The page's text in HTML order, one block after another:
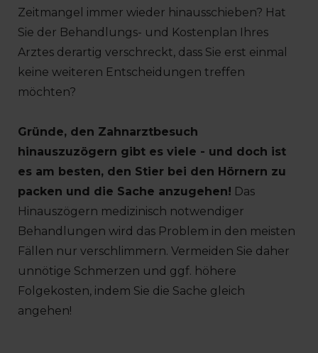
Zeitmangel immer wieder hinausschieben? Hat
Sie der Behandlungs- und Kostenplan Ihres
Arztes derartig verschreckt, dass Sie erst einmal
keine weiteren Entscheidungen treffen
möchten?
Gründe, den Zahnarztbesuch
hinauszuzögern gibt es viele - und doch ist
es am besten, den Stier bei den Hörnern zu
packen und die Sache anzugehen! Das
Hinauszögern medizinisch notwendiger
Behandlungen wird das Problem in den meisten
Fällen nur verschlimmern. Vermeiden Sie daher
unnötige Schmerzen und ggf. höhere
Folgekosten, indem Sie die Sache gleich
angehen!